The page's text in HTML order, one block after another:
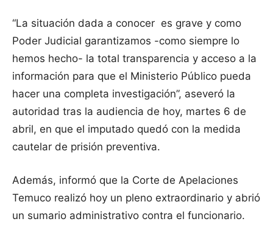
“La situación dada a conocer es grave y como
Poder Judicial garantizamos -como siempre lo
hemos hecho- la total transparencia y acceso a la
información para que el Ministerio Público pueda
hacer una completa investigación”, aseveró la
autoridad tras la audiencia de hoy, martes 6 de
abril, en que el imputado quedó con la medida
cautelar de prisión preventiva.
Además, informó que la Corte de Apelaciones
Temuco realizó hoy un pleno extraordinario y abrió
un sumario administrativo contra el funcionario.